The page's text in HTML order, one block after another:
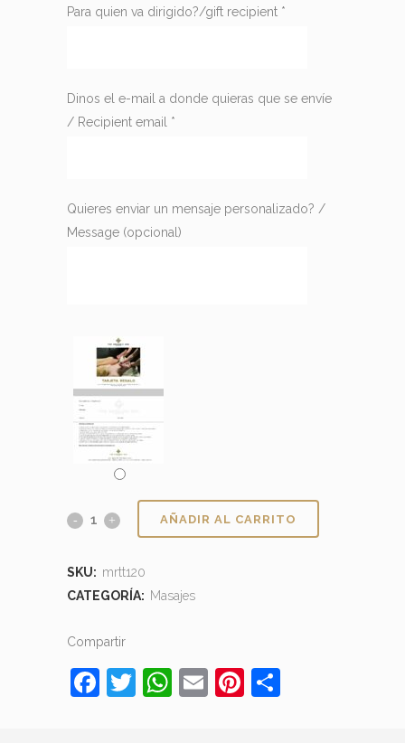
Para quien va dirigido?/gift recipient *
Dinos el e-mail a donde quieras que se envíe
/ Recipient email *
Quieres enviar un mensaje personalizado? /
Message (opcional)
AÑADIR AL CARRITO
SKU: mrtt120
CATEGORÍA: Masajes
Compartir
Facebook
Twitter
WhatsApp
EmailPinterest